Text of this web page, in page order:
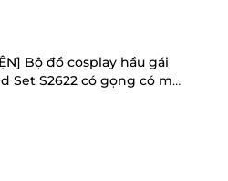
Bộ đồ cosplay hầu gái
Set S2622 có gọng có mút